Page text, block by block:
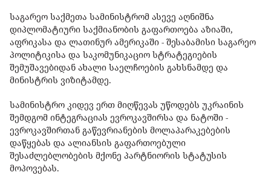
საგარეო საქმეთა სამინისტრომ ასევე აღნიშნა
დიპლომატიური საქმიანობის გაფართოება აზიაში,
აფრიკასა და ლათინურ ამერიკაში - შესაბამისი საგარეო
პოლიტიკისა და საკომუნიკაციო სტრატეგიების
შემუშავებიდან ახალი საელჩოების გახსნამდე და
მინისტრის ვიზიტამდე.
სამინისტრო კიდევ ერთ მიღწევას უწოდებს უკრაინის
შემდგომ ინტეგრაციას ევროკავშირსა და ნატოში -
ევროკავშირთან გაწევრიანების მოლაპარაკებების
დაწყებას და ალიანსის გაფართოებული
შესაძლებლობების მქონე პარტნიორის სტატუსის
მოპოვებას.